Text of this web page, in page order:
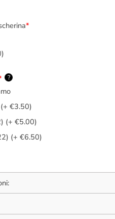
*
?
€3.50)
(+ €5.00)
(+ €6.50)